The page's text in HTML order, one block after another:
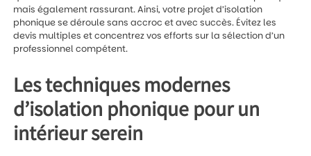
mais également rassurant. Ainsi, votre projet d’isolation
phonique se déroule sans accroc et avec succès. Évitez les
devis multiples et concentrez vos efforts sur la sélection d’un
professionnel compétent.
Les techniques modernes
d’isolation phonique pour un
intérieur serein